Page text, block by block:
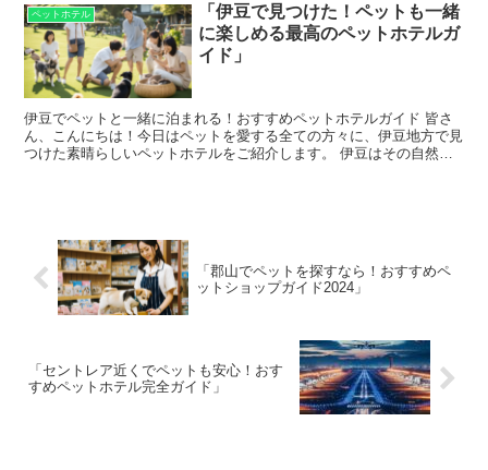
ペットホテル
「伊豆で見つけた！ペットも一緒
に楽しめる最高のペットホテルガ
イド」
伊豆でペットと一緒に泊まれる！おすすめペットホテルガイド 皆さ
ん、こんにちは！今日はペットを愛する全ての方々に、伊豆地方で見
つけた素晴らしいペットホテルをご紹介します。 伊豆はその自然の
「郡山でペットを探すなら！おすすめペ
ットショップガイド2024」
「セントレア近くでペットも安心！おす
すめペットホテル完全ガイド」